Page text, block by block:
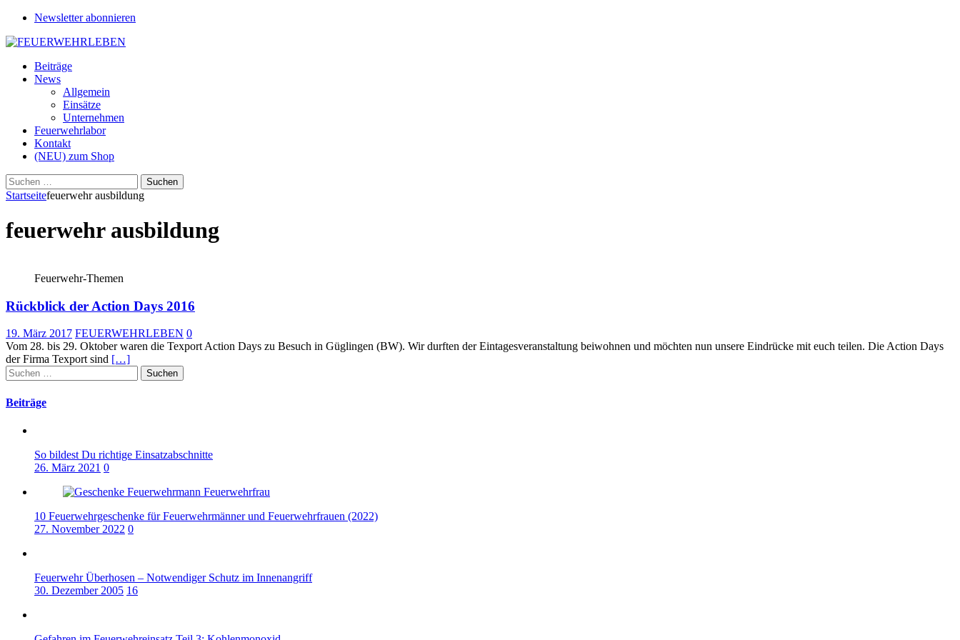
Newsletter abonnieren
Beiträge
News
Allgemein
Einsätze
Unternehmen
Feuerwehrlabor
Kontakt
(NEU) zum Shop
Suchen
nach:
Startseitefeuerwehr ausbildung
feuerwehr ausbildung
Feuerwehr-Themen
Rückblick der Action Days 2016
19. März 2017 FEUERWEHRLEBEN 0
Vom 28. bis 29. Oktober waren die Texport Action Days zu Besuch in Güglingen (BW). Wir durften der Eintagesveranstaltung beiwohnen und möchten nun unsere Eindrücke mit euch teilen. Die Action Days
der Firma Texport sind […]
Suchen
nach:
Beiträge
So bildest Du richtige Einsatzabschnitte
26. März 2021 0
10 Feuerwehrgeschenke für Feuerwehrmänner und Feuerwehrfrauen (2022)
27. November 2022 0
Feuerwehr Überhosen – Notwendiger Schutz im Innenangriff
30. Dezember 2005 16